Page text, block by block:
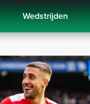
Wedstrijden